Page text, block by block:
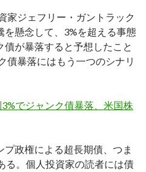
家ジェフリー・ガントラック
懸念して、3%を超える事態
が暴落すると予想したこと
債暴落にはもう一つのシナリ
でジャンク債暴落、米国株
政権による超長期債、つま
る。個人投資家の読者には債